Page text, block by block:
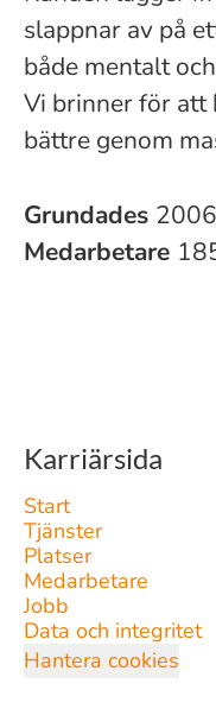
slappnar av på
både mentalt
Vi brinner för att
bättre genom
Grundades 2006
Medarbetare
Karriärsida
Start
Tjänster
Platser
Medarbetare
Jobb
Data och integritet
Hantera cookies